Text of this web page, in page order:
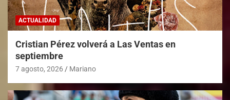
ACTUALIDAD
Cristian Pérez volverá a Las Ventas en
septiembre
7 agosto, 2026 Mariano